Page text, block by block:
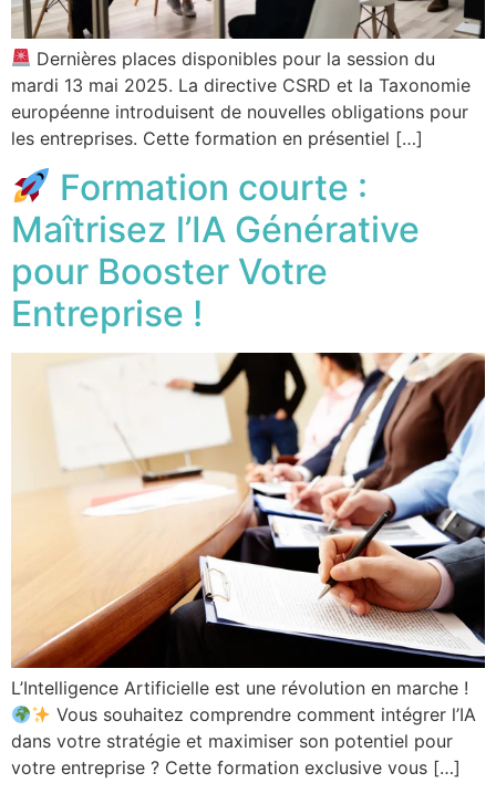
Dernières places disponibles pour la session du
mardi 13 mai 2025. La directive CSRD et la Taxonomie
européenne introduisent de nouvelles obligations pour
les entreprises. Cette formation en présentiel […]
Formation courte :
Maîtrisez l’IA Générative
pour Booster Votre
Entreprise !
L’Intelligence Artificielle est une révolution en marche !
Vous souhaitez comprendre comment intégrer l’IA
dans votre stratégie et maximiser son potentiel pour
votre entreprise ? Cette formation exclusive vous […]